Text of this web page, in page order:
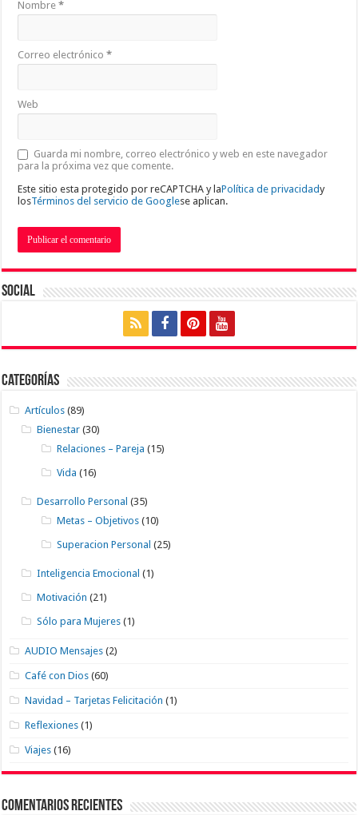
Nombre*
Correo electrónico*
Web
Guarda mi nombre, correo electrónico y web en este navegador
para la próxima vez que comente.
Este sitio esta protegido por reCAPTCHA y laPolítica de privacidady
losTérminos del servicio de Googlese aplican.
Social
Categorías
Artículos (89)
Bienestar (30)
Relaciones – Pareja (15)
Vida (16)
Desarrollo Personal (35)
Metas – Objetivos (10)
Superacion Personal (25)
Inteligencia Emocional (1)
Motivación (21)
Sólo para Mujeres (1)
AUDIO Mensajes (2)
Café con Dios (60)
Navidad – Tarjetas Felicitación (1)
Reflexiones (1)
Viajes (16)
Comentarios recientes